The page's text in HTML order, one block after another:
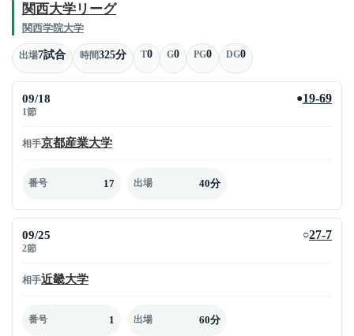
関西大学リーグ
関西学院大学
出場7試合 時間325分 T0 G0 PG0 DG0
09/18
1節
●19-69
相手京都産業大学
番号 17 出場 40分
09/25
2節
○27-7
相手近畿大学
番号 1 出場 60分